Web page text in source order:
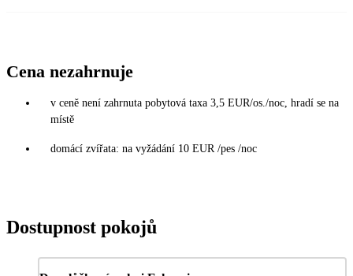
Cena nezahrnuje
v ceně není zahrnuta pobytová taxa 3,5 EUR/os./noc, hradí se na
místě
domácí zvířata: na vyžádání 10 EUR /pes /noc
Dostupnost pokojů